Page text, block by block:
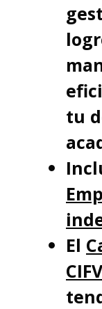
tu
El
CIFV